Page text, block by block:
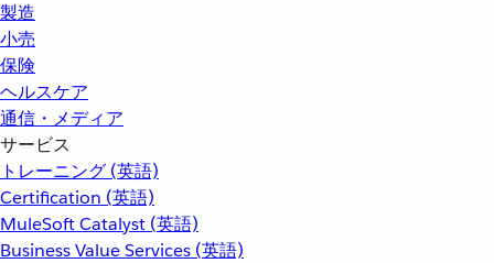
製造
小売
保険
ヘルスケア
通信・メディア
サービス
トレーニング (英語)
Certification (英語)
MuleSoft Catalyst (英語)
Business Value Services (英語)